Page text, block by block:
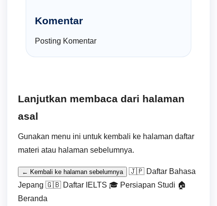
Komentar
Posting Komentar
Lanjutkan membaca dari halaman
asal
Gunakan menu ini untuk kembali ke halaman daftar
materi atau halaman sebelumnya.
← Kembali ke halaman sebelumnya
🇯🇵 Daftar Bahasa
Jepang 🇬🇧 Daftar IELTS 🎓 Persiapan Studi 🏠
Beranda